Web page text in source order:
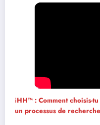
iHH™ : Comment choisis-
un processus de